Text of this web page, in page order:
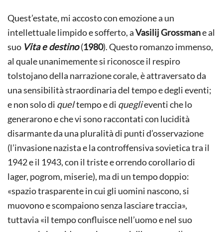
Quest’estate, mi accosto con emozione a un
intellettuale limpido e sofferto, aVasilij Grossmane al
suo Vita e destino(1980). Questo romanzo immenso,
al quale unanimemente si riconosce il respiro
tolstojano della narrazione corale, è attraversato da
una sensibilità straordinaria del tempo e degli eventi;
e non solo di queltempo e di queglieventi che lo
generarono e che vi sono raccontati con lucidità
disarmante da una pluralità di punti d’osservazione
(l’invasione nazista e la controffensiva sovietica tra il
1942 e il 1943, con il triste e orrendo corollario di
lager, pogrom, miserie), ma di un tempo doppio:
«spazio trasparente in cui gli uomini nascono, si
muovono e scompaiono senza lasciare traccia»,
tuttavia «il tempo confluisce nell’uomo e nel suo